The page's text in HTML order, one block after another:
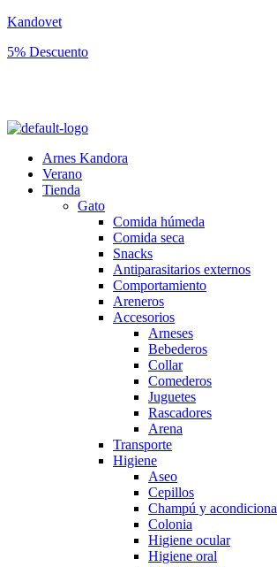
Kandovet
5% Descuento
Arnes Kandora
Verano
Tienda
Gato
Comida húmeda
Comida seca
Snacks
Antiparasitarios externos
Comportamiento
Areneros
Accesorios
Arneses
Bebederos
Collar
Comederos
Juguetes
Rascadores
Arena
Transporte
Higiene
Aseo
Cepillos
Champú y
Colonia
Higiene ocular
Higiene oral